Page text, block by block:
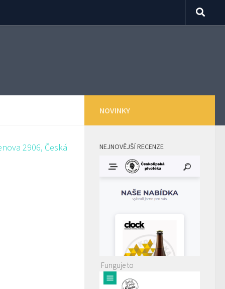
NOVINKY
NEJNOVĚJŠÍ RECENZE
Funguje to